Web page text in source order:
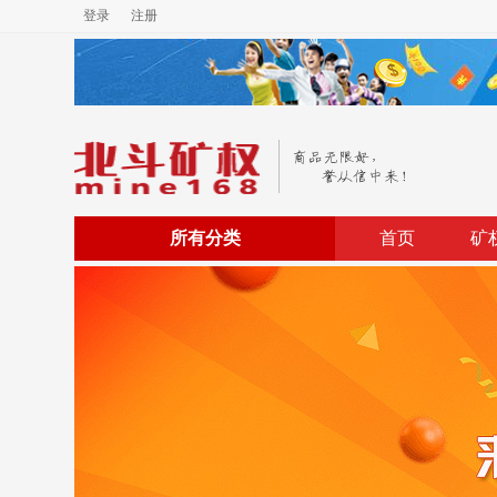
登录 注册
所有分类 首页 矿